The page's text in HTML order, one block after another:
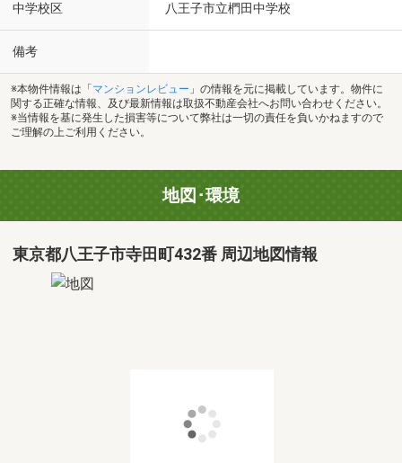
中学校区 八王子市立椚田中学校
備考
※本物件情報は「 マンションレビュー 」の情報を元に掲載しています。物件に
関する正確な情報、及び最新情報は取扱不動産会社へお問い合わせください。
※当情報を基に発生した損害等について弊社は一切の責任を負いかねますので
ご理解の上ご利用ください。
地図･環境
東京都八王子市寺田町432番 周辺地図情報